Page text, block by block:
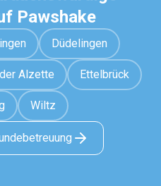
Pawshake
Düdelingen
Alzette Ettelbrück
Wiltz